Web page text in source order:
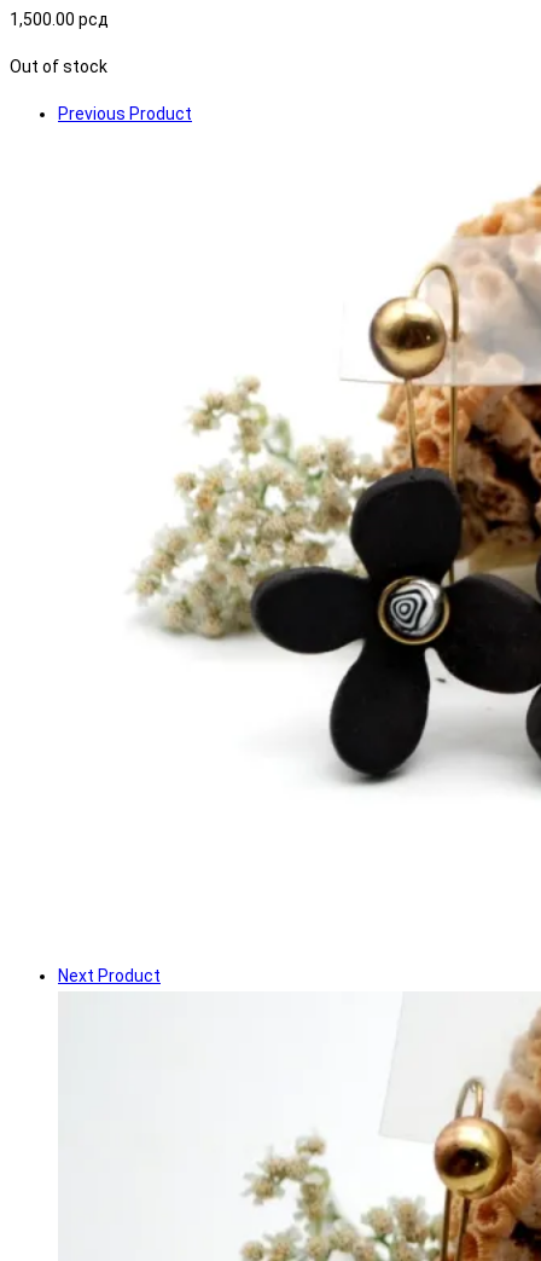
1,500.00 рсд
Out of stock
Previous Product
Next Product